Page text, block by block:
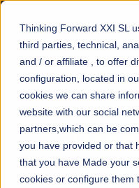
Thinking Forward XXI SL
third parties, technical,
and / or affiliate , to offer
configuration, located in
cookies we can share
website with our social
partners,which can be
you have provided or that
that you have Made your
cookies or configure them